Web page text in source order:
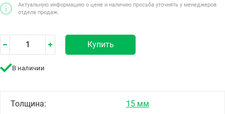
Актуальную информацию о цене и наличию просьба уточнять у менеджеров
отдела продаж.
Купить
В наличии
Толщина: 15 мм